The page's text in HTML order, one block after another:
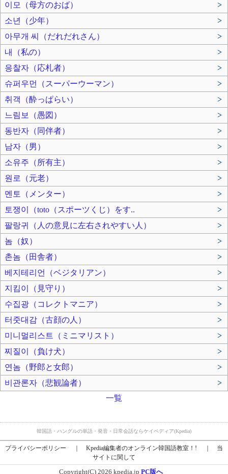
이모（母方のおば）
>
소년（少年）
>
아무개 씨（だれだれさん）
>
내（私の）
>
응찰자（応札者）
>
슈퍼우먼（スーパーウーマン）
>
취객（酔っぱらい）
>
느림보（愚図）
>
동반자（同伴者）
>
남자（男）
>
소유주（所有主）
>
원로（元老）
>
멘토（メンター）
>
토쟁이（toto（スポーツくじ）をす..
>
팔랑귀（人の意見に左右されやすい人）
>
놈（奴）
>
촌놈（田舎者）
>
베지테리언（ベジタリアン）
>
지킴이（見守り）
>
수집광（コレクトマニア）
>
터줏대감（古顔の人）
>
미니멀리스트（ミニマリスト）
>
찌질이（負け犬）
>
연놈（野郎と女郎）
>
비관론자（悲観論者）
>
一覧
韓国語・ハングルの単語・発音・日常会話ならケイペディア(Kpedia)
プライバシーポリシー Kpedia編集者のオンライン韓国語教室！!
当
サイトに関して
Copyright(C) 2026 kpedia.jp PC版へ